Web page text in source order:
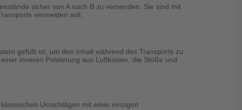
sicher von A nach B zu versenden. Sie sind mit
vermeiden soll.
gefüllt ist, um den Inhalt während des Transports zu
inneren Polsterung aus Luftkissen, die Stöße und
Umschlägen mit einer einzigen